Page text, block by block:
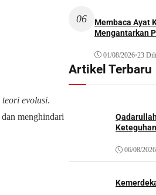
teori evolusi.
dan menghindari
06
Membaca Ayat
Mengantarkan
01/08/2026•23
Artikel Terbaru
06/08/2026